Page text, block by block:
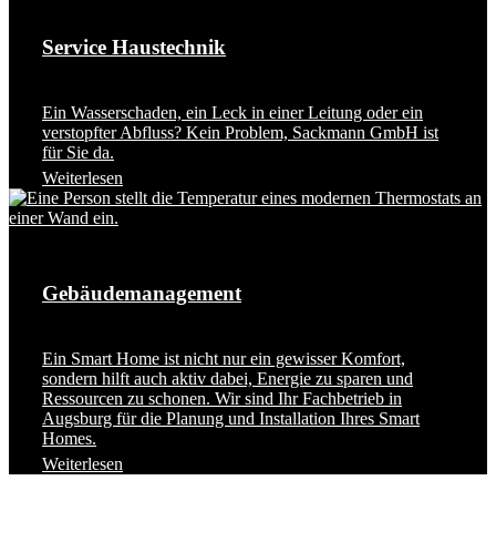
Service Haustechnik
Ein Wasserschaden, ein Leck in einer Leitung oder ein
verstopfter Abfluss? Kein Problem, Sackmann GmbH ist
für Sie da.
Weiterlesen
Gebäudemanagement
Ein Smart Home ist nicht nur ein gewisser Komfort,
sondern hilft auch aktiv dabei, Energie zu sparen und
Ressourcen zu schonen. Wir sind Ihr Fachbetrieb in
Augsburg für die Planung und Installation Ihres Smart
Homes.
Weiterlesen